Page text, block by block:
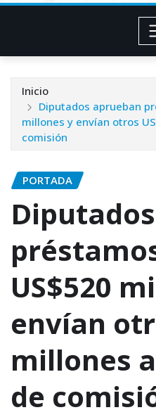
Inicio
Diputados aprueban
millones y envían otros
comisión
PORTADA
US$520
envían
millones
de